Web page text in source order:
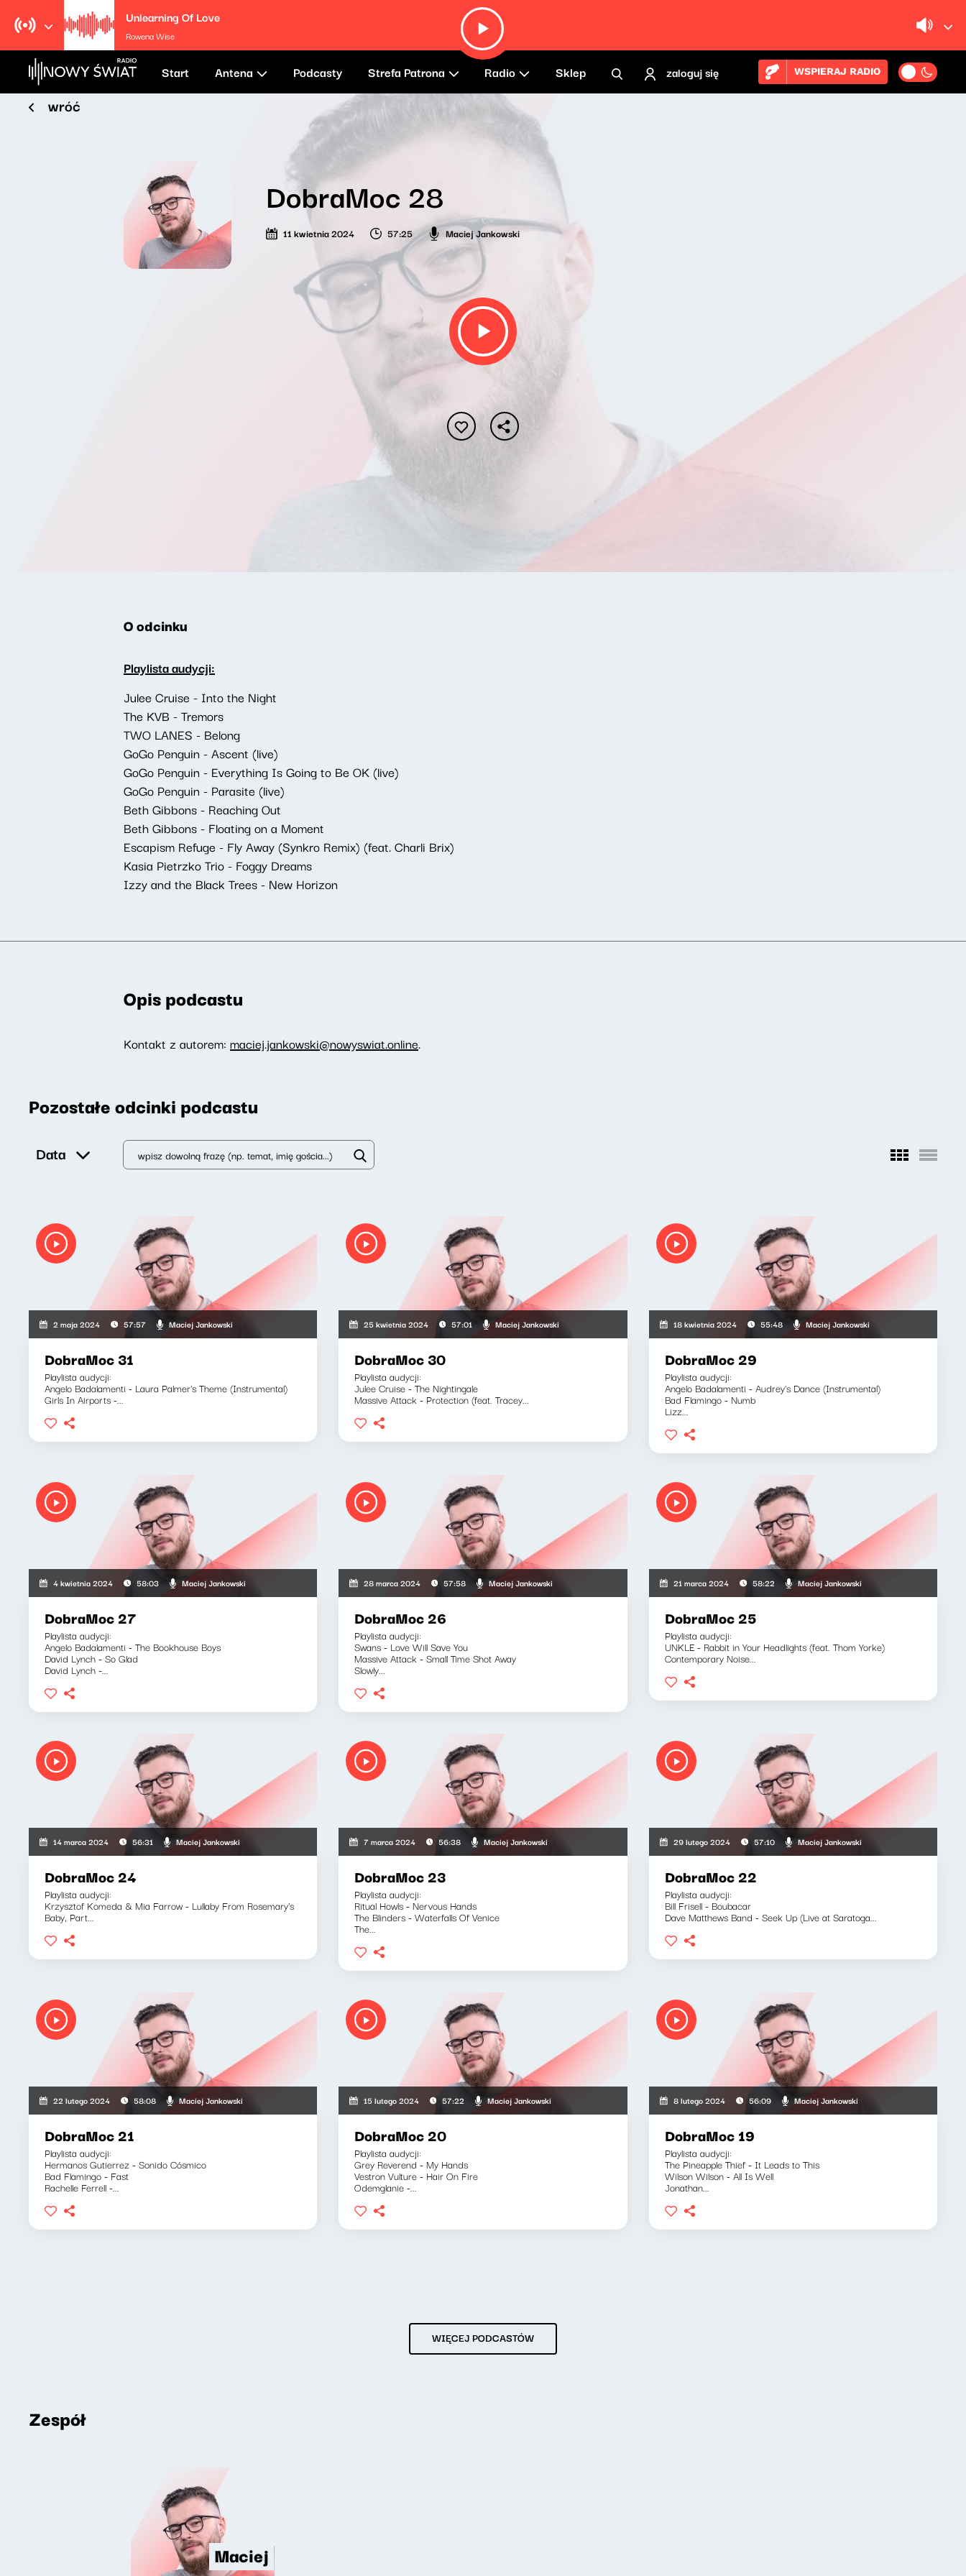
Unlearning Of Love
Rowena Wise
Start Antena Podcasty Strefa Patrona Radio Sklep zaloguj się WSPIERAJ RADIO
wróć
DobraMoc 28
11 kwietnia 2024 57:25 Maciej Jankowski
O odcinku
Playlista audycji:
Julee Cruise - Into the Night
The KVB - Tremors
TWO LANES - Belong
GoGo Penguin - Ascent (live)
GoGo Penguin - Everything Is Going to Be OK (live)
GoGo Penguin - Parasite (live)
Beth Gibbons - Reaching Out
Beth Gibbons - Floating on a Moment
Escapism Refuge - Fly Away (Synkro Remix) (feat. Charli Brix)
Kasia Pietrzko Trio - Foggy Dreams
Izzy and the Black Trees - New Horizon
Opis podcastu
Kontakt z autorem: maciej.jankowski@nowyswiat.online.
Pozostałe odcinki podcastu
Data
2 maja 2024 57:57 Maciej Jankowski
DobraMoc 31
Playlista audycji:
Angelo Badalamenti - Laura Palmer's Theme (Instrumental)
Girls In Airports -...
25 kwietnia 2024 57:01 Maciej Jankowski
DobraMoc 30
Playlista audycji:
Julee Cruise - The Nightingale
Massive Attack - Protection (feat. Tracey...
18 kwietnia 2024 55:48 Maciej Jankowski
DobraMoc 29
Playlista audycji:
Angelo Badalamenti - Audrey's Dance (Instrumental)
Bad Flamingo - Numb
Lizz...
4 kwietnia 2024 58:03 Maciej Jankowski
DobraMoc 27
Playlista audycji:
Angelo Badalamenti - The Bookhouse Boys
David Lynch - So Glad
David Lynch -...
28 marca 2024 57:58 Maciej Jankowski
DobraMoc 26
Playlista audycji:
Swans - Love Will Save You
Massive Attack - Small Time Shot Away
Slowly...
21 marca 2024 58:22 Maciej Jankowski
DobraMoc 25
Playlista audycji:
UNKLE - Rabbit in Your Headlights (feat. Thom Yorke)
Contemporary Noise...
14 marca 2024 56:31 Maciej Jankowski
DobraMoc 24
Playlista audycji:
Krzysztof Komeda & Mia Farrow - Lullaby From Rosemary's
Baby, Part...
7 marca 2024 56:38 Maciej Jankowski
DobraMoc 23
Playlista audycji:
Ritual Howls - Nervous Hands
The Blinders - Waterfalls Of Venice
The...
29 lutego 2024 57:10 Maciej Jankowski
DobraMoc 22
Playlista audycji:
Bill Frisell - Boubacar
Dave Matthews Band - Seek Up (Live at Saratoga...
22 lutego 2024 58:08 Maciej Jankowski
DobraMoc 21
Playlista audycji:
Hermanos Gutierrez - Sonido Cósmico
Bad Flamingo - Fast
Rachelle Ferrell -...
15 lutego 2024 57:22 Maciej Jankowski
DobraMoc 20
Playlista audycji:
Grey Reverend - My Hands
Vestron Vulture - Hair On Fire
Odemglanie -...
8 lutego 2024 56:09 Maciej Jankowski
DobraMoc 19
Playlista audycji:
The Pineapple Thief - It Leads to This
Wilson Wilson - All Is Well
Jonathan...
WIĘCEJ PODCASTÓW
Zespół
Maciej